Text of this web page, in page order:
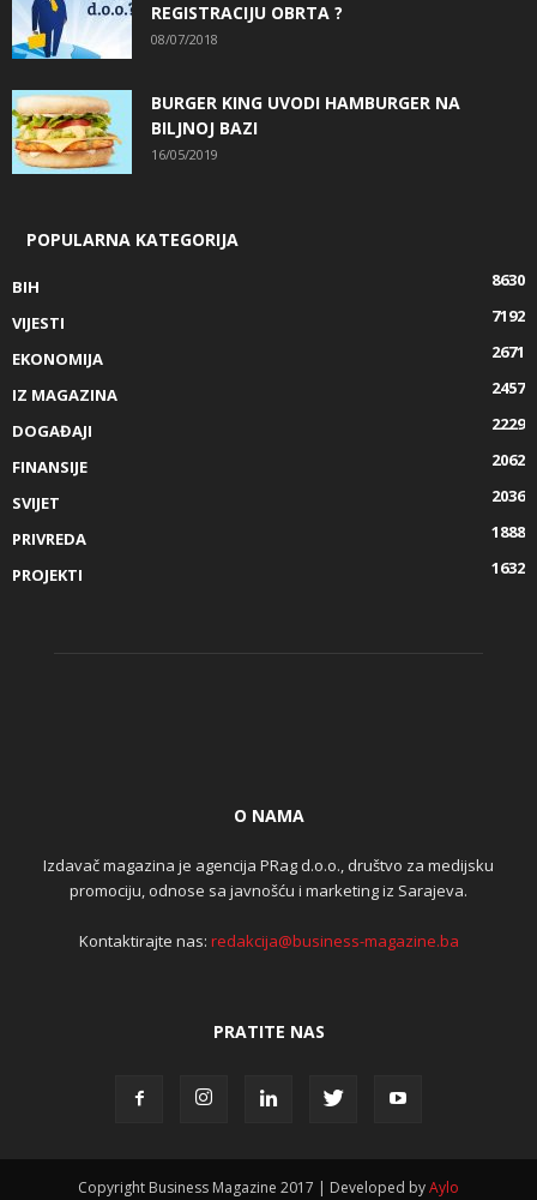
REGISTRACIJU OBRTA ?
08/07/2018
BURGER KING UVODI HAMBURGER NA
BILJNOJ BAZI
16/05/2019
POPULARNA KATEGORIJA
BIH
8630
VIJESTI
7192
EKONOMIJA
2671
IZ MAGAZINA
2457
DOGAĐAJI
2229
FINANSIJE
2062
SVIJET
2036
PRIVREDA
1888
PROJEKTI
1632
O NAMA
Izdavač magazina je agencija PRag d.o.o., društvo za medijsku
promociju, odnose sa javnošću i marketing iz Sarajeva.
Kontaktirajte nas: redakcija@business-magazine.ba
PRATITE NAS
Copyright Business Magazine 2017 | Developed byAylo